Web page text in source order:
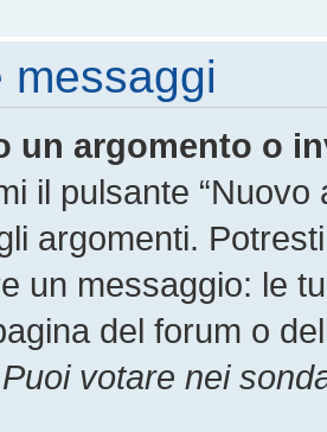
messaggi
un argomento o
il pulsante
argomenti.
un messaggio: le
del forum o
Puoi votare nei